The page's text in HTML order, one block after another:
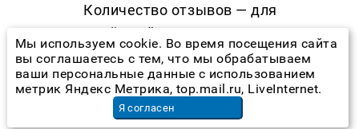
Количество отзывов — для
надёжной оценки нужно не менее
30–50 отзывов; при меньшем
числе выборка
нерепрезентативна.
Мы используем cookie. Во время посещения сайта
вы соглашаетесь с тем, что мы обрабатываем
ваши персональные данные с использованием
метрик Яндекс Метрика, top.mail.ru, LiveInternet.
Я согласен